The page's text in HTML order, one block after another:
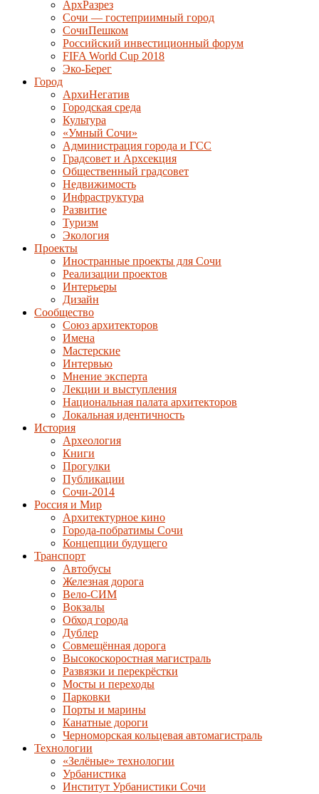
АрхРазрез
Сочи — гостеприимный город
СочиПешком
Российский инвестиционный форум
FIFA World Cup 2018
Эко-Берег
Город
АрхиНегатив
Городская среда
Культура
«Умный Сочи»
Администрация города и ГСС
Градсовет и Архсекция
Общественный градсовет
Недвижимость
Инфраструктура
Развитие
Туризм
Экология
Проекты
Иностранные проекты для Сочи
Реализации проектов
Интерьеры
Дизайн
Сообщество
Союз архитекторов
Имена
Мастерские
Интервью
Мнение эксперта
Лекции и выступления
Национальная палата архитекторов
Локальная идентичность
История
Археология
Книги
Прогулки
Публикации
Сочи-2014
Россия и Мир
Архитектурное кино
Города-побратимы Сочи
Концепции будущего
Транспорт
Автобусы
Железная дорога
Вело-СИМ
Вокзалы
Обход города
Дублер
Совмещённая дорога
Высокоскоростная магистраль
Развязки и перекрёстки
Мосты и переходы
Парковки
Порты и марины
Канатные дороги
Черноморская кольцевая автомагистраль
Технологии
«Зелёные» технологии
Урбанистика
Институт Урбанистики Сочи